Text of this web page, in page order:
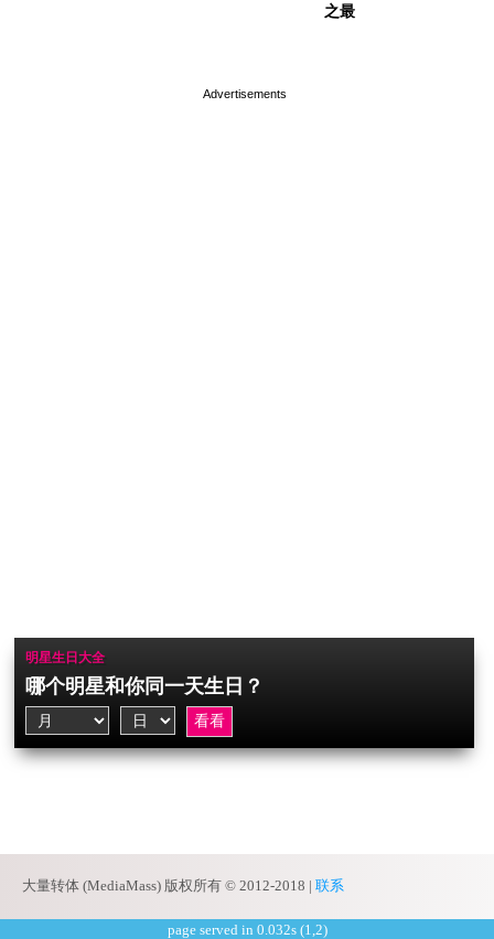
之最
明星生日大全
哪个明星和你同一天生日？
大量转体 (MediaMass) 版权所有 © 2012-2018 | 联系
page served in 0.032s (1,2)